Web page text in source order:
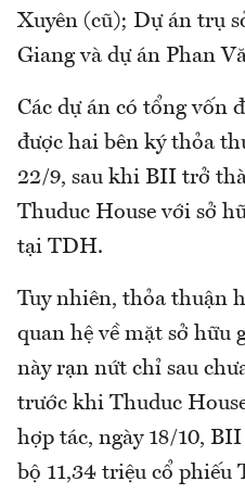
Xuyên (cũ); Dự án trụ
Giang và dự án Phan
Các dự án có tổng vốn
được hai bên ký thỏa
22/9, sau khi BII trở
Thuduc House với sở
tại TDH.
Tuy nhiên, thỏa thuận
quan hệ về mặt sở hữu
này rạn nứt chỉ sau
trước khi Thuduc
hợp tác, ngày 18/10,
bộ 11,34 triệu cổ phiếu